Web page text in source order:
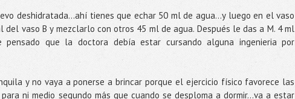
deshidratada...ahí tienes que echar 50 ml de agua...y luego en el vaso
del vaso B y mezclarlo con otros 45 ml de agua. Después le das a M. 4 ml
que la doctora debía estar cursando alguna ingenieria por
y no vaya a ponerse a brincar porque el ejercicio físico favorece las
para ni medio segundo más que cuando se desploma a dormir...va a estar